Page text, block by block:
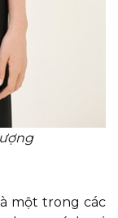
một trong các